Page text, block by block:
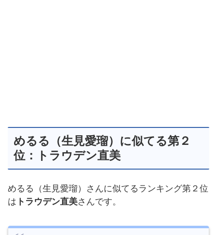
めるる（生見愛瑠）に似てる第２
位：トラウデン直美
めるる（生見愛瑠）さんに似てるランキング第２位
は トラウデン直美さんです。